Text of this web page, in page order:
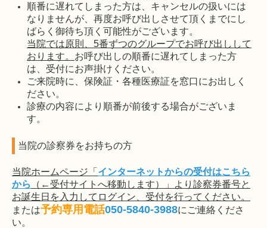
順番に遅れてしまった方は、キャンセルの扱いには
なりませんが、再度お呼び出しさせて頂くまでにし
ばらく御待ち頂く可能性がございます。
当院では原則、5番ずつのグループでお呼び出しして
おります。 お呼び出しの順番に遅れてしまった方
は、受付にお声掛けください。
ご来院時に、保険証・各種医療証を窓口にお出しく
ださい。
診療の内容により順番が前後する場合がございま
す。
当院の診察券をお持ちの方
当院ホームページ「 インターネットからの受付はこちら
から
（←受付サイトへ移動します）」より 診察券番号と
お誕生日を入力してログイン、受付を行ってください。
または予約専用電話050-5840-3988にご連絡くださ
い。